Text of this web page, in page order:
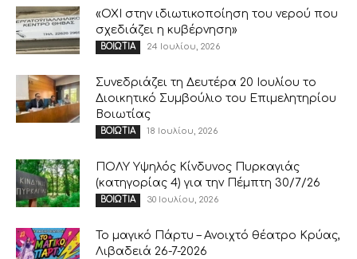
«ΟΧΙ στην ιδιωτικοποίηση του νερού που
σχεδιάζει η κυβέρνηση»
ΒΟΙΩΤΙΑ 24 Ιουλίου, 2026
Συνεδριάζει τη Δευτέρα 20 Ιουλίου το
Διοικητικό Συμβούλιο του Επιμελητηρίου
Βοιωτίας
ΒΟΙΩΤΙΑ 18 Ιουλίου, 2026
ΠΟΛΥ Υψηλός Κίνδυνος Πυρκαγιάς
(κατηγορίας 4) για την Πέμπτη 30/7/26
ΒΟΙΩΤΙΑ 30 Ιουλίου, 2026
Το μαγικό Πάρτυ – Ανοιχτό θέατρο Κρύας,
Λιβαδειά 26-7-2026